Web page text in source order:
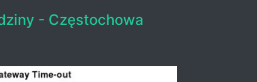
- Częstochowa